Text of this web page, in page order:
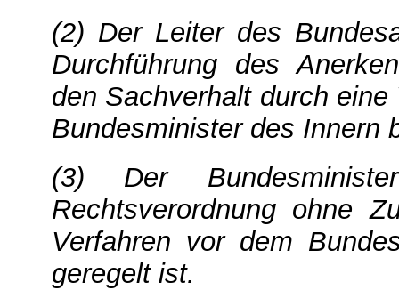
(2) Der Leiter des
Durchführung des
den Sachverhalt durch
Bundesminister des Innern
(3) Der
Rechtsverordnung ohne
Verfahren vor dem
geregelt ist.